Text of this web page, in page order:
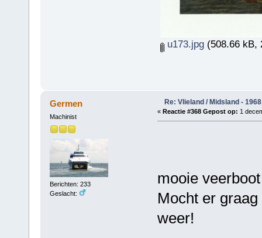
u173.jpg(508.66 kB,
Germen
Machinist
Berichten: 233
Geslacht:
Re: Vlieland / Midsland - 1968
« Reactie #368 Gepost op: 1
mooie
Mocht er
weer!